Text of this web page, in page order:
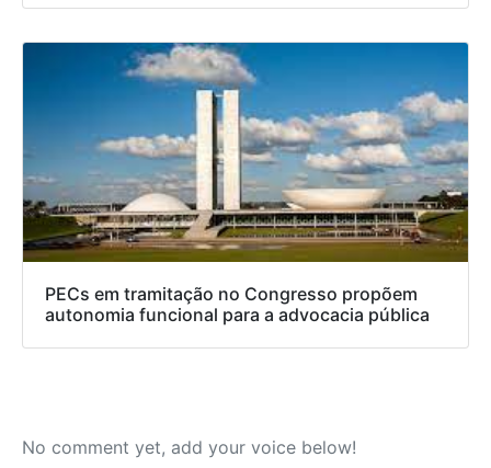
PECs em tramitação no Congresso propõem
autonomia funcional para a advocacia pública
No comment yet, add your voice below!